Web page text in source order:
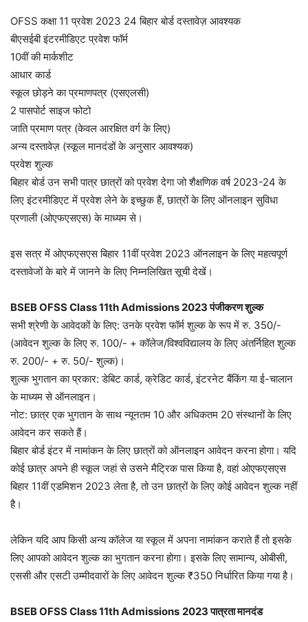
OFSS कक्षा 11 प्रवेश 2023 24 बिहार बोर्ड दस्तावेज़ आवश्यक
बीएसईबी इंटरमीडिएट प्रवेश फॉर्म
10वीं की मार्कशीट
आधार कार्ड
स्कूल छोड़ने का प्रमाणपत्र (एसएलसी)
2 पासपोर्ट साइज फोटो
जाति प्रमाण पत्र (केवल आरक्षित वर्ग के लिए)
अन्य दस्तावेज़ (स्कूल मानदंडों के अनुसार आवश्यक)
प्रवेश शुल्क
बिहार बोर्ड उन सभी पात्र छात्रों को प्रवेश देगा जो शैक्षणिक वर्ष 2023-24 के
लिए इंटरमीडिएट में प्रवेश लेने के इच्छुक हैं, छात्रों के लिए ऑनलाइन सुविधा
प्रणाली (ओएफएसएस) के माध्यम से।
इस सत्र में ओएफएसएस बिहार 11वीं प्रवेश 2023 ऑनलाइन के लिए महत्वपूर्ण
दस्तावेजों के बारे में जानने के लिए निम्नलिखित सूची देखें।
BSEB OFSS Class 11th Admissions 2023 पंजीकरण शुल्क
सभी श्रेणी के आवेदकों के लिए: उनके प्रवेश फॉर्म शुल्क के रूप में रु. 350/-
(आवेदन शुल्क के लिए रु. 100/- + कॉलेज/विश्वविद्यालय के लिए अंतर्निहित शुल्क
रु. 200/- + रु. 50/- शुल्क)।
शुल्क भुगतान का प्रकार: डेबिट कार्ड, क्रेडिट कार्ड, इंटरनेट बैंकिंग या ई-चालान
के माध्यम से ऑनलाइन।
नोट: छात्र एक भुगतान के साथ न्यूनतम 10 और अधिकतम 20 संस्थानों के लिए
आवेदन कर सकते हैं।
बिहार बोर्ड इंटर में नामांकन के लिए छात्रों को ऑनलाइन आवेदन करना होगा। यदि
कोई छात्र अपने ही स्कूल जहां से उसने मैट्रिक पास किया है, वहां ओएफएसएस
बिहार 11वीं एडमिशन 2023 लेता है, तो उन छात्रों के लिए कोई आवेदन शुल्क नहीं
है।
लेकिन यदि आप किसी अन्य कॉलेज या स्कूल में अपना नामांकन कराते हैं तो इसके
लिए आपको आवेदन शुल्क का भुगतान करना होगा। इसके लिए सामान्य, ओबीसी,
एससी और एसटी उम्मीदवारों के लिए आवेदन शुल्क ₹350 निर्धारित किया गया है।
BSEB OFSS Class 11th Admissions 2023 पात्रता मानदंड